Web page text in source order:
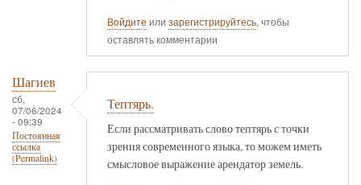
Войдите или зарегистрируйтесь, чтобы
оставлять комментарии
Шагиев
сб,
07/06/2024
- 09:39
Постоянная
ссылка
(Permalink)
Тептярь.
Если рассматривать слово тептярь с точки
зрения современного языка, то можем иметь
смысловое выражение арендатор земель.